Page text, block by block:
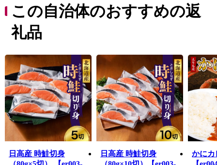
を有しています。
まちの大部分が太平洋に面し、沖合で暖流と寒流がぶつ
かることから、鮭や毛がに、日高昆布などの漁が盛んに
も有数の漁場です。
皆様には、ふるさと納税制度を通じて、えりも町の魅力
をさらに知っていただければ幸いです。
是非、自慢の特産品をご堪能いただくとともに、えりも
町へのお越しを心よりお待ちしております。
この自治体のおすすめの返
礼品
日高産 時鮭切身
日高産 時鮭切身
かにカ